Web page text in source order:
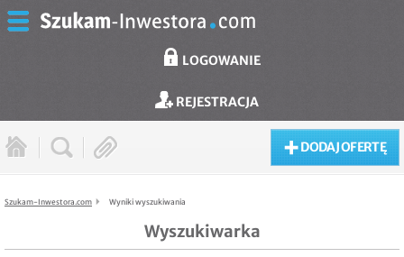
LOGOWANIE
REJESTRACJA
DODAJ OFERTĘ
Szukam-Inwestora.com Wyniki wyszukiwania
Wyszukiwarka